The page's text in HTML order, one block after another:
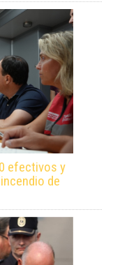
efectivos y
de